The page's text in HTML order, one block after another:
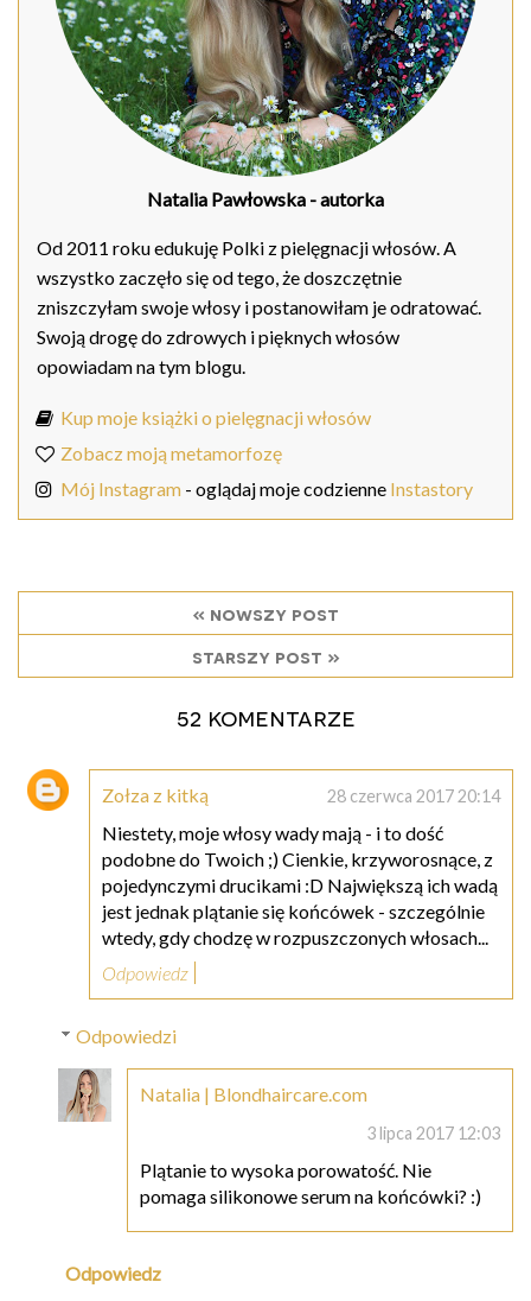
Natalia Pawłowska - autorka
Od 2011 roku edukuję Polki z pielęgnacji włosów. A
wszystko zaczęło się od tego, że doszczętnie
zniszczyłam swoje włosy i postanowiłam je odratować.
Swoją drogę do zdrowych i pięknych włosów
opowiadam na tym blogu.
Kup moje książki o pielęgnacji włosów
Zobacz moją metamorfozę
Mój Instagram - oglądaj moje codzienne Instastory
« nowszy post
starszy post »
52 komentarze
Zołza z kitką 28 czerwca 2017 20:14
Niestety, moje włosy wady mają - i to dość
podobne do Twoich ;) Cienkie, krzyworosnące, z
pojedynczymi drucikami :D Największą ich wadą
jest jednak plątanie się końcówek - szczególnie
wtedy, gdy chodzę w rozpuszczonych włosach...
Odpowiedz
Odpowiedzi
Natalia | Blondhaircare.com
3 lipca 2017 12:03
Plątanie to wysoka porowatość. Nie
pomaga silikonowe serum na końcówki? :)
Odpowiedz